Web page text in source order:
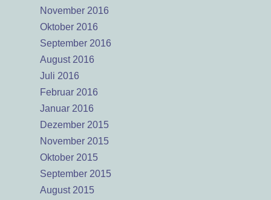
November 2016
Oktober 2016
September 2016
August 2016
Juli 2016
Februar 2016
Januar 2016
Dezember 2015
November 2015
Oktober 2015
September 2015
August 2015